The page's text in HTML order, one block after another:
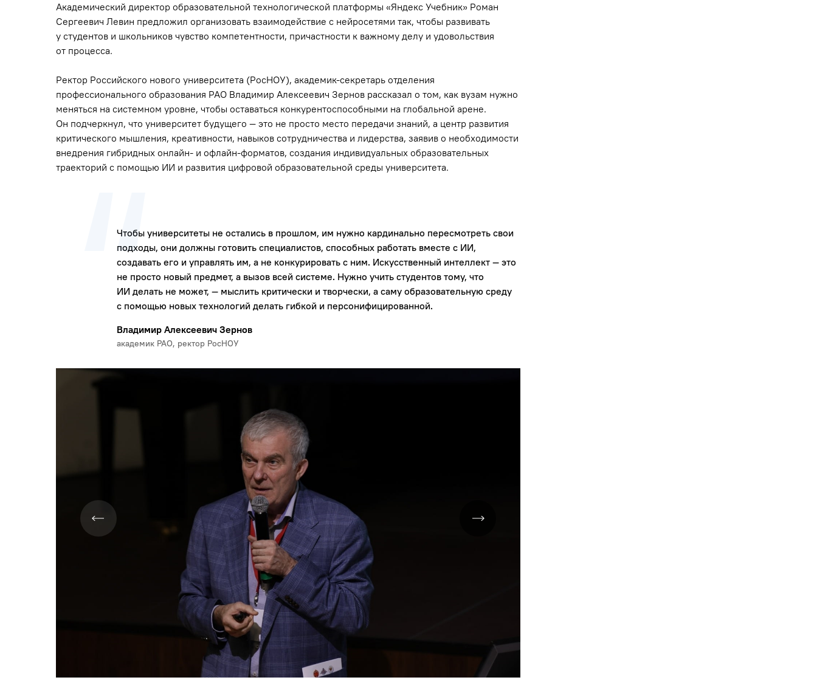
Академический директор образовательной технологической платформы «Яндекс Учебник» Роман
Сергеевич Левин предложил организовать взаимодействие с нейросетями так, чтобы развивать
у студентов и школьников чувство компетентности, причастности к важному делу и удовольствия
от процесса.
Ректор Российского нового университета (РосНОУ), академик-секретарь отделения
профессионального образования РАО Владимир Алексеевич Зернов рассказал о том, как вузам нужно
меняться на системном уровне, чтобы оставаться конкурентоспособными на глобальной арене.
Он подчеркнул, что университет будущего — это не просто место передачи знаний, а центр развития
критического мышления, креативности, навыков сотрудничества и лидерства, заявив о необходимости
внедрения гибридных онлайн- и офлайн-форматов, создания индивидуальных образовательных
траекторий с помощью ИИ и развития цифровой образовательной среды университета.
Чтобы университеты не остались в прошлом, им нужно кардинально пересмотреть свои
подходы, они должны готовить специалистов, способных работать вместе с ИИ,
создавать его и управлять им, а не конкурировать с ним. Искусственный интеллект — это
не просто новый предмет, а вызов всей системе. Нужно учить студентов тому, что
ИИ делать не может, — мыслить критически и творчески, а саму образовательную среду
с помощью новых технологий делать гибкой и персонифицированной.
Владимир Алексеевич Зернов
академик РАО, ректор РосНОУ